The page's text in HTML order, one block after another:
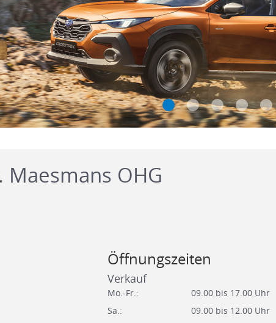
OHG
Öffnungszeiten
Verkauf
Mo.-Fr.:
09.00 bis 17.00 Uhr
Sa.:
09.00 bis 12.00 Uhr